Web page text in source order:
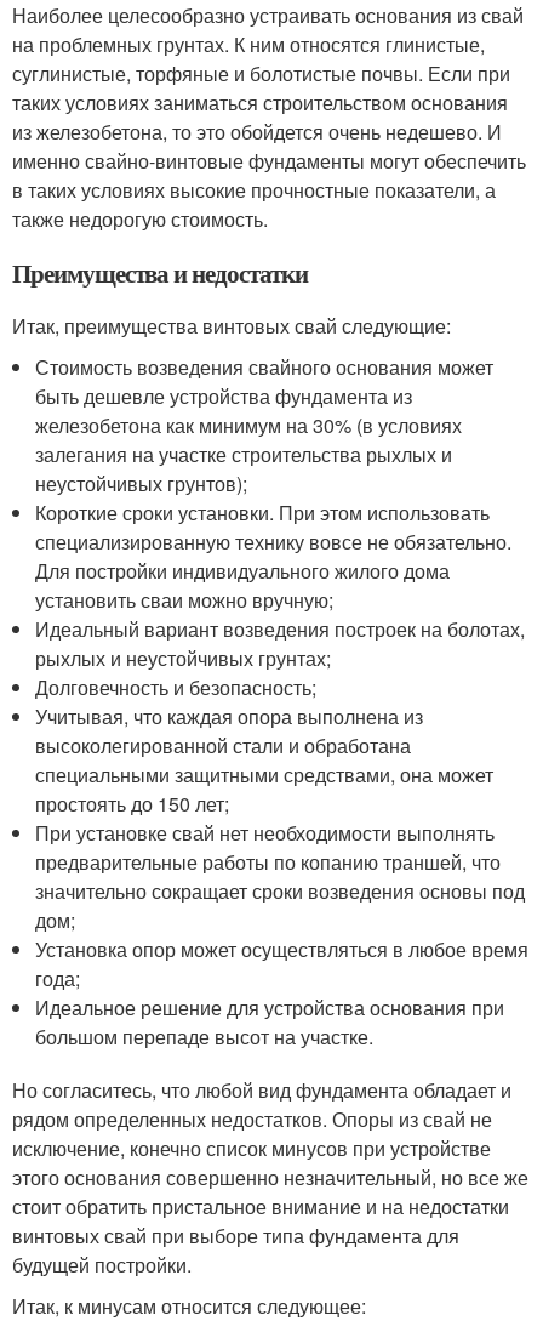
Наиболее целесообразно устраивать основания из свай
на проблемных грунтах. К ним относятся глинистые,
суглинистые, торфяные и болотистые почвы. Если при
таких условиях заниматься строительством основания
из железобетона, то это обойдется очень недешево. И
именно свайно-винтовые фундаменты могут обеспечить
в таких условиях высокие прочностные показатели, а
также недорогую стоимость.
Преимущества и недостатки
Итак, преимущества винтовых свай следующие:
Стоимость возведения свайного основания может
быть дешевле устройства фундамента из
железобетона как минимум на 30% (в условиях
залегания на участке строительства рыхлых и
неустойчивых грунтов);
Короткие сроки установки. При этом использовать
специализированную технику вовсе не обязательно.
Для постройки индивидуального жилого дома
установить сваи можно вручную;
Идеальный вариант возведения построек на болотах,
рыхлых и неустойчивых грунтах;
Долговечность и безопасность;
Учитывая, что каждая опора выполнена из
высоколегированной стали и обработана
специальными защитными средствами, она может
простоять до 150 лет;
При установке свай нет необходимости выполнять
предварительные работы по копанию траншей, что
значительно сокращает сроки возведения основы под
дом;
Установка опор может осуществляться в любое время
года;
Идеальное решение для устройства основания при
большом перепаде высот на участке.
Но согласитесь, что любой вид фундамента обладает и
рядом определенных недостатков. Опоры из свай не
исключение, конечно список минусов при устройстве
этого основания совершенно незначительный, но все же
стоит обратить пристальное внимание и на недостатки
винтовых свай при выборе типа фундамента для
будущей постройки.
Итак, к минусам относится следующее: